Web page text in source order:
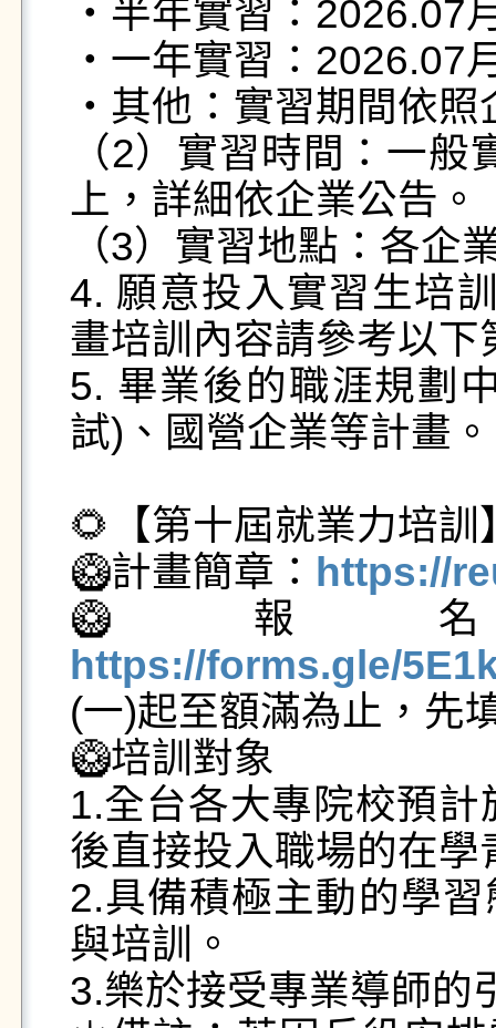
・半年實習：2026.07
・一年實習：2026.07
・其他：實習期間依
（2）實習時間：一
上，詳細依企業公告。
（3）實習地點：各企
4. 願意投入實習生培
畫培訓內容請參考以下
5. 畢業後的職涯規劃
試)、國營企業等計畫。
🌻【第十屆就業力培訓
🥝計畫簡章： https://
🥝報
https://forms.gle/
(一)起至額滿為止，先
🥝培訓對象
1.全台各大專院校預
後直接投入職場的在學
2.具備積極主動的學
與培訓。
3.樂於接受專業導師的